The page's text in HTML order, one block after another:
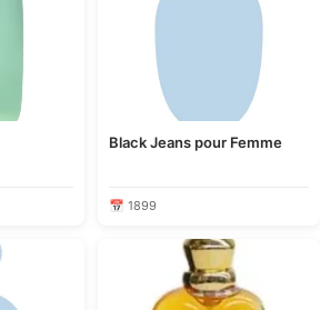
Black Jeans pour Femme
📅 1899